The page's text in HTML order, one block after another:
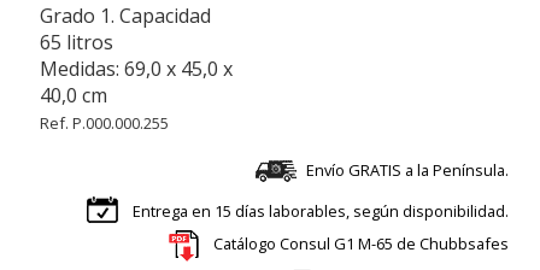
Grado 1. Capacidad
65 litros
Medidas: 69,0 x 45,0 x
40,0 cm
Ref. P.000.000.255
Envío GRATIS a la Península.
Entrega en 15 días laborables, según disponibilidad.
Catálogo Consul G1 M-65 de Chubbsafes